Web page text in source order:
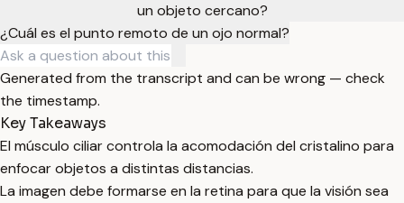
un objeto cercano?
¿Cuál es el punto remoto de un ojo normal?
Generated from the transcript and can be wrong — check
the timestamp.
Key Takeaways
El músculo ciliar controla la acomodación del cristalino para
enfocar objetos a distintas distancias.
La imagen debe formarse en la retina para que la visión sea